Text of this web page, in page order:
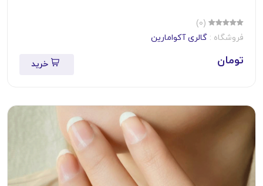
(0)
فروشگاه : گالری آکوامارین
تومان خرید